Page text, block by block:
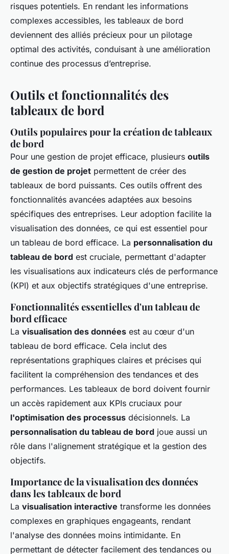
risques potentiels. En rendant les informations
complexes accessibles, les tableaux de bord
deviennent des alliés précieux pour un pilotage
optimal des activités, conduisant à une amélioration
continue des processus d’entreprise.
Outils et fonctionnalités des
tableaux de bord
Outils populaires pour la création de tableaux
de bord
Pour une gestion de projet efficace, plusieurs outils
de gestion de projet permettent de créer des
tableaux de bord puissants. Ces outils offrent des
fonctionnalités avancées adaptées aux besoins
spécifiques des entreprises. Leur adoption facilite la
visualisation des données, ce qui est essentiel pour
un tableau de bord efficace. La personnalisation du
tableau de bord est cruciale, permettant d'adapter
les visualisations aux indicateurs clés de performance
(KPI) et aux objectifs stratégiques d'une entreprise.
Fonctionnalités essentielles d'un tableau de
bord efficace
La visualisation des données est au cœur d'un
tableau de bord efficace. Cela inclut des
représentations graphiques claires et précises qui
facilitent la compréhension des tendances et des
performances. Les tableaux de bord doivent fournir
un accès rapidement aux KPIs cruciaux pour
l'optimisation des processus décisionnels. La
personnalisation du tableau de bord joue aussi un
rôle dans l'alignement stratégique et la gestion des
objectifs.
Importance de la visualisation des données
dans les tableaux de bord
La visualisation interactive transforme les données
complexes en graphiques engageants, rendant
l'analyse des données moins intimidante. En
permettant de détecter facilement des tendances ou